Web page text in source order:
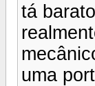
tá
uma